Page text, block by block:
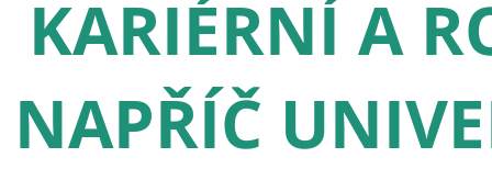
KARIÉRNÍ A
NAPŘÍČ